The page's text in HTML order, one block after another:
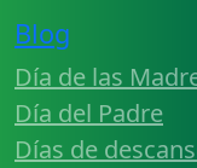
Blog
Día de las
Día del Padre
Días de